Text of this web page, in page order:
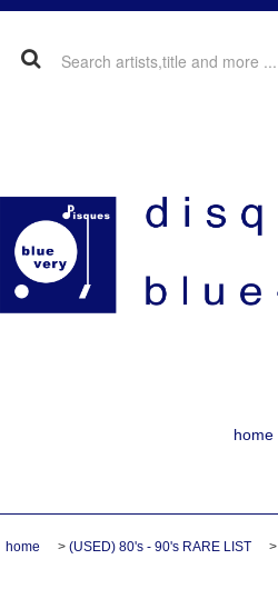
home
home > (USED) 80's - 90's RARE LIST >